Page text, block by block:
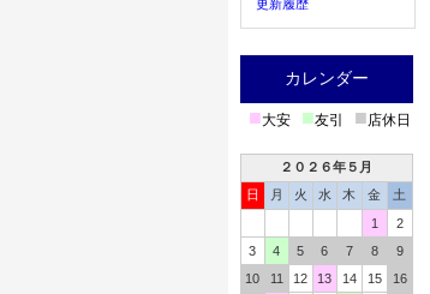
更新履歴
カレンダー
■大安 ■友引 ■店休日
２０２６年５月
日
月 火 水 木 金
土
1
2
3
4 5 6 7 8
9
10
11 12 13 14 15
16